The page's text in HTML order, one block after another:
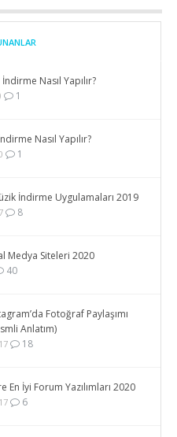
Nasıl Yapılır?
1
Nasıl Yapılır?
1
İndirme Uygulamaları 2019
8
Medya Siteleri 2020
40
Fotoğraf Paylaşımı
Anlatım)
18
En İyi Forum Yazılımları 2020
6